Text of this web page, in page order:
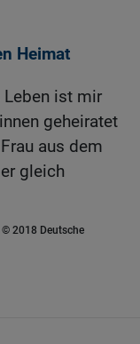
Heimat
Leben ist mir
geheiratet
aus dem
gleich
2018 Deutsche